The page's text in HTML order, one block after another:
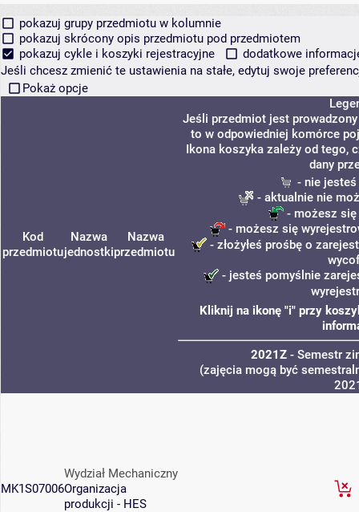
pokazuj grupy przedmiotu w kolumnie
pokazuj skrócony opis przedmiotu pod przedmiotem
pokazuj cykle i koszyki rejestracyjne
dodatkowe
Jeśli chcesz zmienić te ustawienia na stałe, edytuj swoje
Pokaż opcje
Kod
przedmiotu
Nazwa
jednostki
Nazwa
przedmiotu
Jeśli przedmiot jest
to w odpowiedniej komórce
Ikona koszyka zależy od tego,
dany
- nie
- aktualnie nie
- możesz się
- możesz się
- złożyłeś prośbę o
- jesteś pomyślnie
Kliknij na ikonę "i" przy
2021Z - Semestr
(zajęcia mogą być
MK1S07006
Wydział Mechaniczny
Organizacja
produkcji - HES